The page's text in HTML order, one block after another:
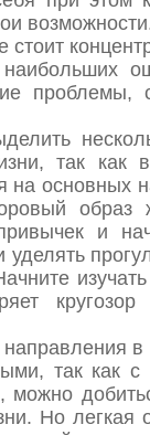
проблемы,
так как
на основных
образ
и
так как
Но легкая